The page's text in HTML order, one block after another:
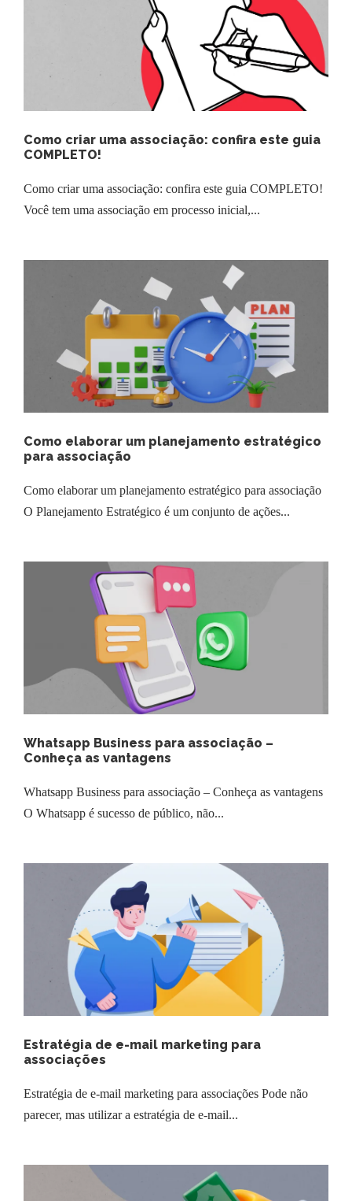
Como criar uma associação: confira este guia
COMPLETO!
Como criar uma associação: confira este guia COMPLETO!
Você tem uma associação em processo inicial,...
Como elaborar um planejamento estratégico
para associação
Como elaborar um planejamento estratégico para associação
O Planejamento Estratégico é um conjunto de ações...
Whatsapp Business para associação –
Conheça as vantagens
Whatsapp Business para associação – Conheça as vantagens
O Whatsapp é sucesso de público, não...
Estratégia de e-mail marketing para
associações
Estratégia de e-mail marketing para associações Pode não
parecer, mas utilizar a estratégia de e-mail...